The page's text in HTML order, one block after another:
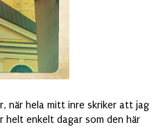
när hela mitt inre skriker att jag
helt enkelt dagar som den här